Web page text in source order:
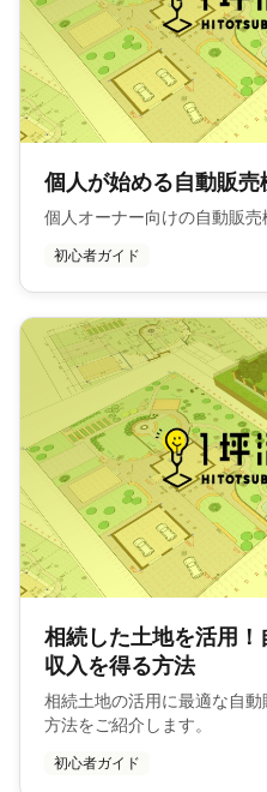
個人が始める自動販売
個人オーナー向けの自動販売
初心者ガイド
相続した土地を活用
収入を得る方法
相続土地の活用に最適な自
方法をご紹介します。
初心者ガイド